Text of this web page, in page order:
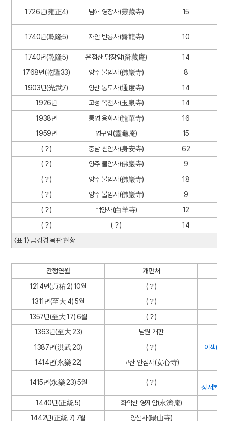
1726년(雍正4) 남해 영장사(靈藏寺) 15
1740년(乾隆5) 자안 반룡사(盤龍寺) 10
1740년(乾隆5) 은점산 답장암(畓藏庵)
14
1768년(乾隆33)
양주 불암사(佛巖寺)
8
1903년(光武7)
양산 통도사(通度寺)
14
1926년
고성 옥천사(玉泉寺)
14
1938년
통영 용화사(龍華寺)
16
1959년
영구암(靈龜庵)
15
(？)
충남 신안사(身安寺) 62
(？)
양주 불암사(佛巖寺)
9
(？)
양주 불암사(佛巖寺)
18
(？)
양주 불암사(佛巖寺)
9
(？)
백양사(白羊寺)
12
(？)
(？)
14
〈표 1〉 금강경 목판 현황
간행연월
개판처
1214년(貞祐 2) 10월
(？)
1311년(至大 4) 5월
(？)
1357년(至大 17) 6월
(？)
1363년(至大 23)
남원 개판
1387년(洪武 20)
(？)
이색(李
1414년(永樂 22)
고산 안심사(安心寺)
1415년(永樂 23) 5월 (？)
정서본(
1440년(正統 5)
화악산 영제암(永濟庵)
1442년(正統 7) 7월
양산사(陽山寺)